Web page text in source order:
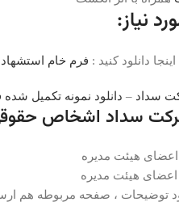
نیاز:
دانلود کنید : فرم خام
سداد – دانلود نمونه تکمیل
سداد اشخاص
هیئت مدیره
هیئت مدیره
توضیحات ، صفحه مربوطه هم